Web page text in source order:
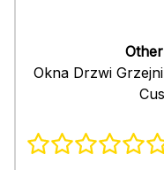
Okna Drzwi